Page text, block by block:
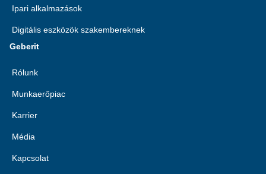
Ipari alkalmazások
Digitális eszközök szakembereknek
Geberit
Rólunk
Munkaerőpiac
Karrier
Média
Kapcsolat